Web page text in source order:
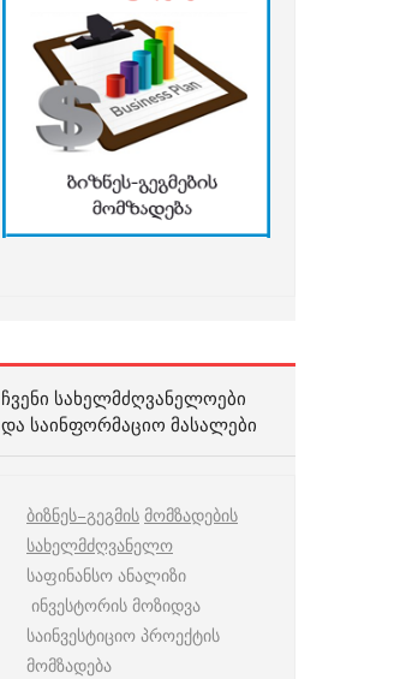
ᲩᲕᲔᲜᲘ ᲡᲐᲮᲔᲚᲛᲫᲦᲕᲐᲜᲔᲚᲝᲔᲑᲘ
ᲓᲐ ᲡᲐᲘᲜᲤᲝᲠᲛᲐᲪᲘᲝ ᲛᲐᲡᲐᲚᲔᲑᲘ
ბიზნეს–გეგმის მომზადების
სახელმძღვანელო
საფინანსო ანალიზი
ინვესტორის მოზიდვა
საინვესტიციო პროექტის
მომზადება